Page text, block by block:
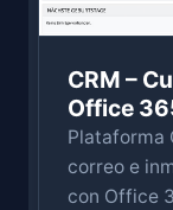
CRM –
Office
Plataforma
correo e
con Office